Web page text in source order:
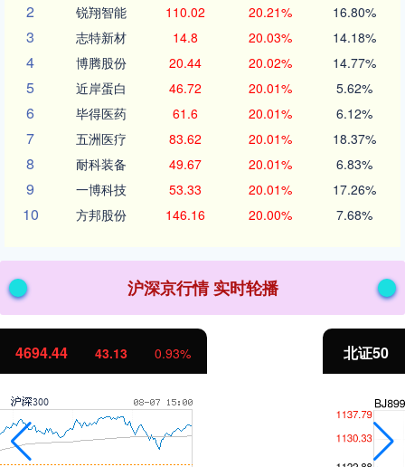
2 锐翔智能 110.02 20.21% 16.80%
3 志特新材 14.8 20.03% 14.18%
4 博腾股份 20.44 20.02% 14.77%
5 近岸蛋白 46.72 20.01% 5.62%
6 毕得医药 61.6 20.01% 6.12%
7 五洲医疗 83.62 20.01% 18.37%
8 耐科装备 49.67 20.01% 6.83%
9 一博科技 53.33 20.01% 17.26%
10 方邦股份 146.16 20.00% 7.68%
沪深京行情 实时轮播
北证50 1134.24